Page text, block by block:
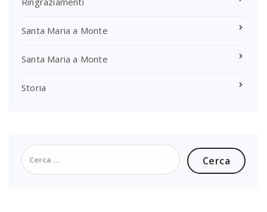
Santa Maria a Monte
Santa Maria a Monte
Storia
Ricerca
per: